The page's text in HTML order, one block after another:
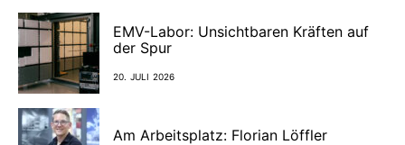
EMV-Labor: Unsichtbaren Kräften auf
der Spur
20. JULI 2026
Am Arbeitsplatz: Florian Löffler